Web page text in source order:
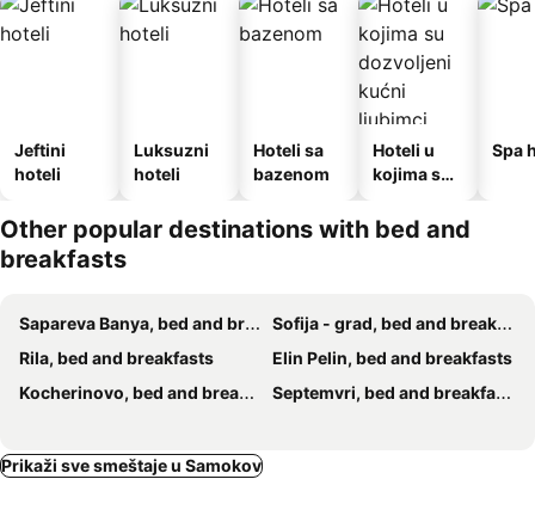
Jeftini
hoteli
Luksuzni
hoteli
Hoteli sa
bazenom
Hoteli u
kojima su
kućni
ljubimci
Spa
Other popular destinations with bed and
breakfasts
Sapareva Banya, bed and breakfasts
Sofija - grad, bed and breakfasts
Rila, bed and breakfasts
Elin Pelin, bed and breakfasts
Kocherinovo, bed and breakfasts
Septemvri, bed and breakfasts
Prikaži sve smeštaje u Samokov